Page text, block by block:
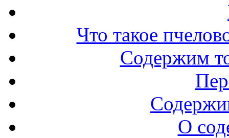
Что такое
Содержим
О